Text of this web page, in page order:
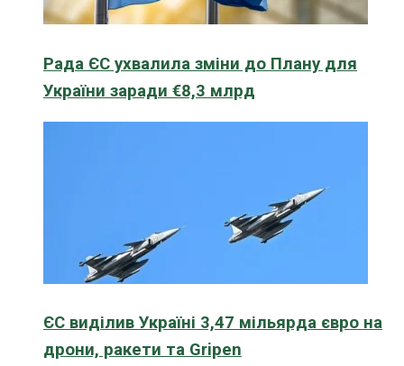
Рада ЄС ухвалила зміни до Плану для
України заради €8,3 млрд
ЄС виділив Україні 3,47 мільярда євро на
дрони, ракети та Gripen